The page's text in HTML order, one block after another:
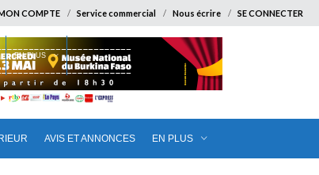
COMPTE Service commercial Nous écrire SE CONNECTER
AVIS ET ANNONCES EN PLUS
EN PLUS